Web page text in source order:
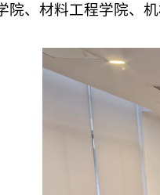
院、材料工程学院、